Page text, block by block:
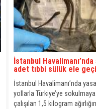
İstanbul
adet tıbbi sülük ele
İstanbul Havalimanı’nda yasa
yollarla Türkiye’ye sokulmaya
çalışılan 1,5 kilogram